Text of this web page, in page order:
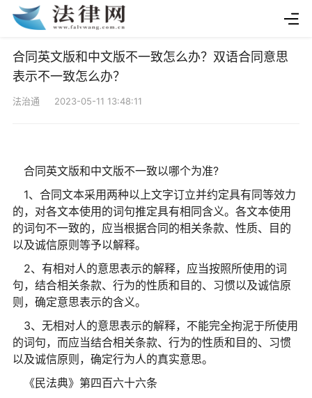
合同英文版和中文版不一致怎么办？双语合同意思
表示不一致怎么办？
法治通 2023-05-11 13:48:11
合同英文版和中文版不一致以哪个为准?
1、合同文本采用两种以上文字订立并约定具有同等效力
的，对各文本使用的词句推定具有相同含义。各文本使用
的词句不一致的，应当根据合同的相关条款、性质、目的
以及诚信原则等予以解释。
2、有相对人的意思表示的解释，应当按照所使用的词
句，结合相关条款、行为的性质和目的、习惯以及诚信原
则，确定意思表示的含义。
3、无相对人的意思表示的解释，不能完全拘泥于所使用
的词句，而应当结合相关条款、行为的性质和目的、习惯
以及诚信原则，确定行为人的真实意思。
《民法典》第四百六十六条